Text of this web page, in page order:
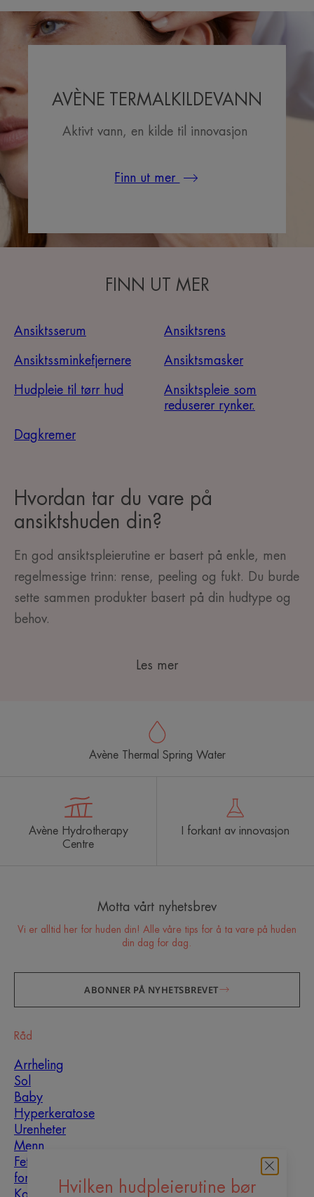
AVÈNE TERMALKILDEVANN
Aktivt vann, en kilde til innovasjon
Finn ut mer
FINN UT MER
Ansiktsserum Ansiktsrens
Ansiktssminkefjernere Ansiktsmasker
Hudpleie til tørr hud
Ansiktspleie som
reduserer rynker.
Dagkremer
Hvordan tar du vare på
ansiktshuden din?
En god ansiktspleierutine er basert på enkle, men
regelmessige trinn: rense, peeling og fukt. Du burde
sette sammen produkter basert på din hudtype og
behov.
Les mer
Hvilken hudpleierutine bør
Avène Thermal Spring Water
Avène Hydrotherapy
Centre
I forkant av innovasjon
Motta vårt nyhetsbrev
Vi er alltid her for huden din! Alle våre tips for å ta vare på huden
din dag for dag.
ABONNER PÅ NYHETSBREVET
Råd
Arrheling
Sol
Baby
Hyperkeratose
Urenheter
Menn
Fet hud som er utsatt
for urenheter
Kombinasjonshud